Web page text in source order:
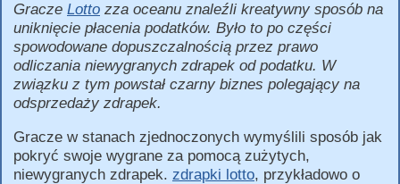
Gracze Lotto zza oceanu znaleźli kreatywny sposób na
uniknięcie płacenia podatków. Było to po części
spowodowane dopuszczalnością przez prawo
odliczania niewygranych zdrapek od podatku. W
związku z tym powstał czarny biznes polegający na
odsprzedaży zdrapek.
Gracze w stanach zjednoczonych wymyślili sposób jak
pokryć swoje wygrane za pomocą zużytych,
niewygranych zdrapek. zdrapki lotto, przykładowo o